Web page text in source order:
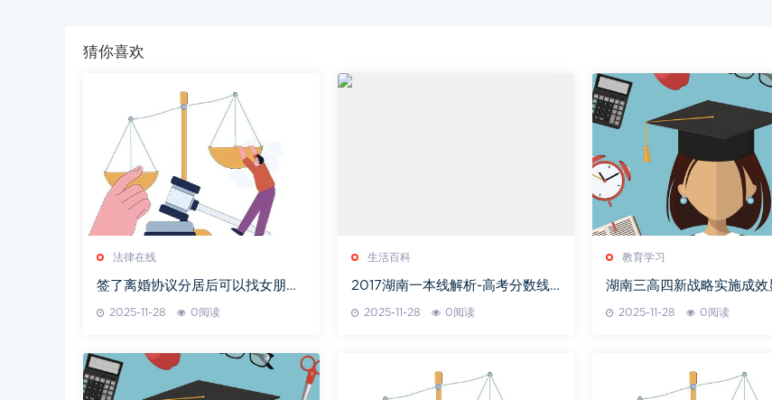
猜你喜欢
法律在线
签了离婚协议分居后可以找女朋友
2025-11-28 0阅读
生活百科
2017湖南一本线解析-高考分数线
划定标准与历年对比
2025-11-28 0阅读
教育学习
湖南三高四新战略实施成效
2025-11-28 0阅读